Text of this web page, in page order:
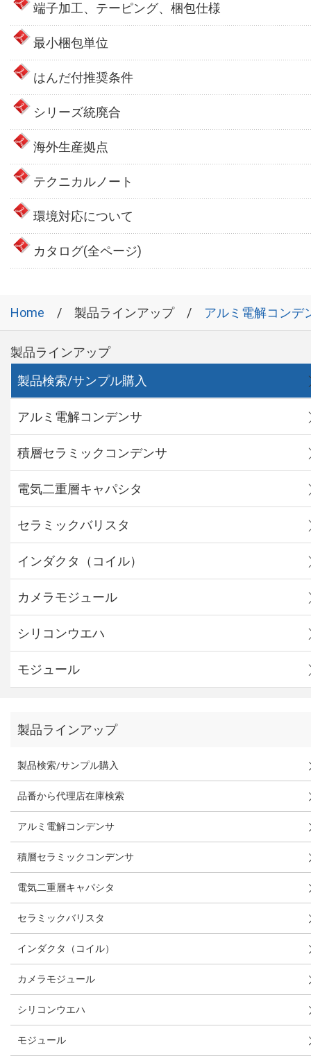
端子加工、テーピング、梱包仕様
最小梱包単位
はんだ付推奨条件
シリーズ統廃合
海外生産拠点
テクニカルノート
環境対応について
カタログ(全ページ)
Home 製品ラインアップ アルミ電解コンデ
製品ラインアップ
製品検索/サンプル購入
アルミ電解コンデンサ
積層セラミックコンデンサ
電気二重層キャパシタ
セラミックバリスタ
インダクタ（コイル）
カメラモジュール
シリコンウエハ
モジュール
製品ラインアップ
製品検索/サンプル購入
品番から代理店在庫検索
アルミ電解コンデンサ
積層セラミックコンデンサ
電気二重層キャパシタ
セラミックバリスタ
インダクタ（コイル）
カメラモジュール
シリコンウエハ
モジュール